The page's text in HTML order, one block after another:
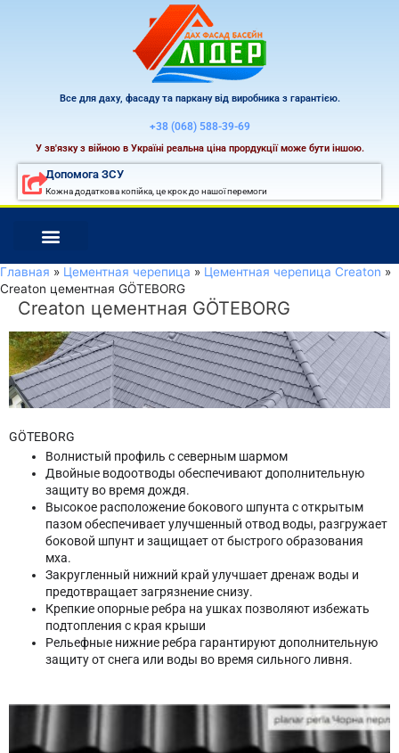
Все для даху, фасаду та паркану від виробника з гарантією.
+38 (068) 588-39-69
У зв'язку з війною в Україні реальна ціна прордукції може бути іншою.
Допомога ЗСУ
Кожна додаткова копійка, це крок до нашої перемоги
Главная Цементная черепица
Цементная черепица Creaton
Creaton цементная GÖTEBORG
Creaton цементная GÖTEBORG
GÖTEBORG
Волнистый профиль с северным шармом
Двойные водоотводы обеспечивают дополнительную
защиту во время дождя.
Высокое расположение бокового шпунта с открытым
пазом обеспечивает улучшенный отвод воды, разгружает
боковой шпунт и защищает от быстрого образования
мха.
Закругленный нижний край улучшает дренаж воды и
предотвращает загрязнение снизу.
Крепкие опорные ребра на ушках позволяют избежать
подтопления с края крыши
Рельефные нижние ребра гарантируют дополнительную
защиту от снега или воды во время сильного ливня.